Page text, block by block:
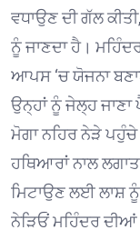
ਵਧਾਉਣ ਦੀ ਗੱਲ
ਨੂੰ ਜਾਣਦਾ ਹੈ।
ਆਪਸ ‘ਚ ਯੋਜਨਾ
ਉਨ੍ਹਾਂ ਨੂੰ ਜੇਲ੍ਹ
ਮੋਗਾ ਨਹਿਰ ਨੇੜੇ ਪਹੁੰਚੇ
ਹਥਿਆਰਾਂ ਨਾਲ
ਮਿਟਾਉਣ ਲਈ ਲਾਸ਼ ਨੂੰ
ਨੇੜਿਓਂ ਮਹਿੰਦਰ